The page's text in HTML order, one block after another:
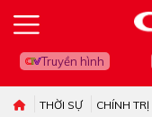
Truyền hình
THỜI SỰ CHÍNH TRỊ